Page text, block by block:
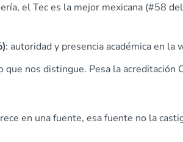
el Tec es la mejor mexicana (#58
: autoridad y presencia académica en la
que nos distingue. Pesa la acreditación
en una fuente, esa fuente no la